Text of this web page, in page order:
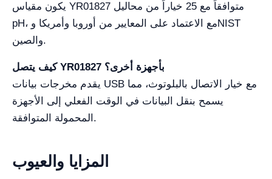
يكون مقياس YR01827 متوافقاً مع 25 خياراً من محاليل
pH، مع الاعتماد على المعايير من أوروبا وأمريكا وNIST
والصين.
كيف يتصل YR01827 بأجهزة أخرى؟
يقدم مخرجات بيانات USB مع خيار الاتصال بالبلوتوث، مما
يسمح بنقل البيانات في الوقت الفعلي إلى الأجهزة
المحمولة المتوافقة.
المزايا والعيوب